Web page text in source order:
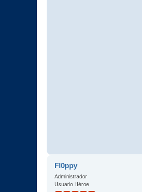
Fl0ppy
Administrador
Usuario Héroe